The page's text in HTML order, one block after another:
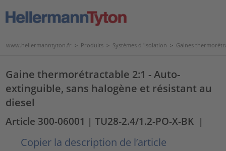
www.hellermanntyton.fr > Produits > Systèmes d 'isolation > Gaines
Gaine thermorétractable 2:1 - Auto-
extinguible, sans halogène et résistant au
diesel
Article 300-06001 | TU28-2.4/1.2-PO-X-BK |
Copier la description de l’article